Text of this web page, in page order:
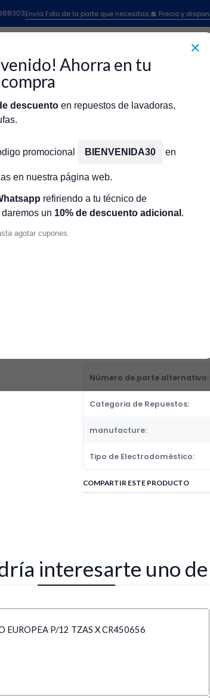
✕
Ahorra en tu
descuento en repuestos de lavadoras,
promocional BIENVENIDA30 en
en nuestra página web.
refiriendo a tu técnico de
un 10% de descuento adicional .
agotar cupones.
Envía Foto de la parte que necesitas,💲 Precio y
ESTILO EUROPEA 12 TZAS C/ASA T Y ADPT X CR450655
JARRA
T Y ADPT X
Agregar a la lista de
🔥
Mostrar stock de
JARRA ESTILO EUROPEA 12
VASOS,JARRAS, PORTAVASOS
Número de parte alternativo:
Categoria de Repuestos:
manufacture:
Tipo de Electrodoméstico:
COMPARTIR ESTE PRODUCTO
interesarte uno
EUROPEA P/12 TZAS X CR450656